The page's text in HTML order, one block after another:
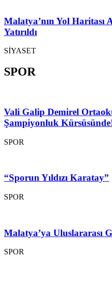
Malatya’nın Yol Haritası
Yatırıldı
SİYASET
SPOR
Vali Galip Demirel
Şampiyonluk
SPOR
“Sporun Yıldızı Karatay”
SPOR
Malatya’ya Uluslararası
SPOR